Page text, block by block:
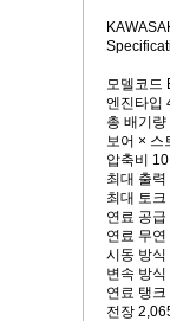
모델코드
엔진타입
총 배기
보어 × 스
압축비
최대 출
최대 토
연료 공
연료 무연
시동 방식
변속 방식
연료 탱크
전장